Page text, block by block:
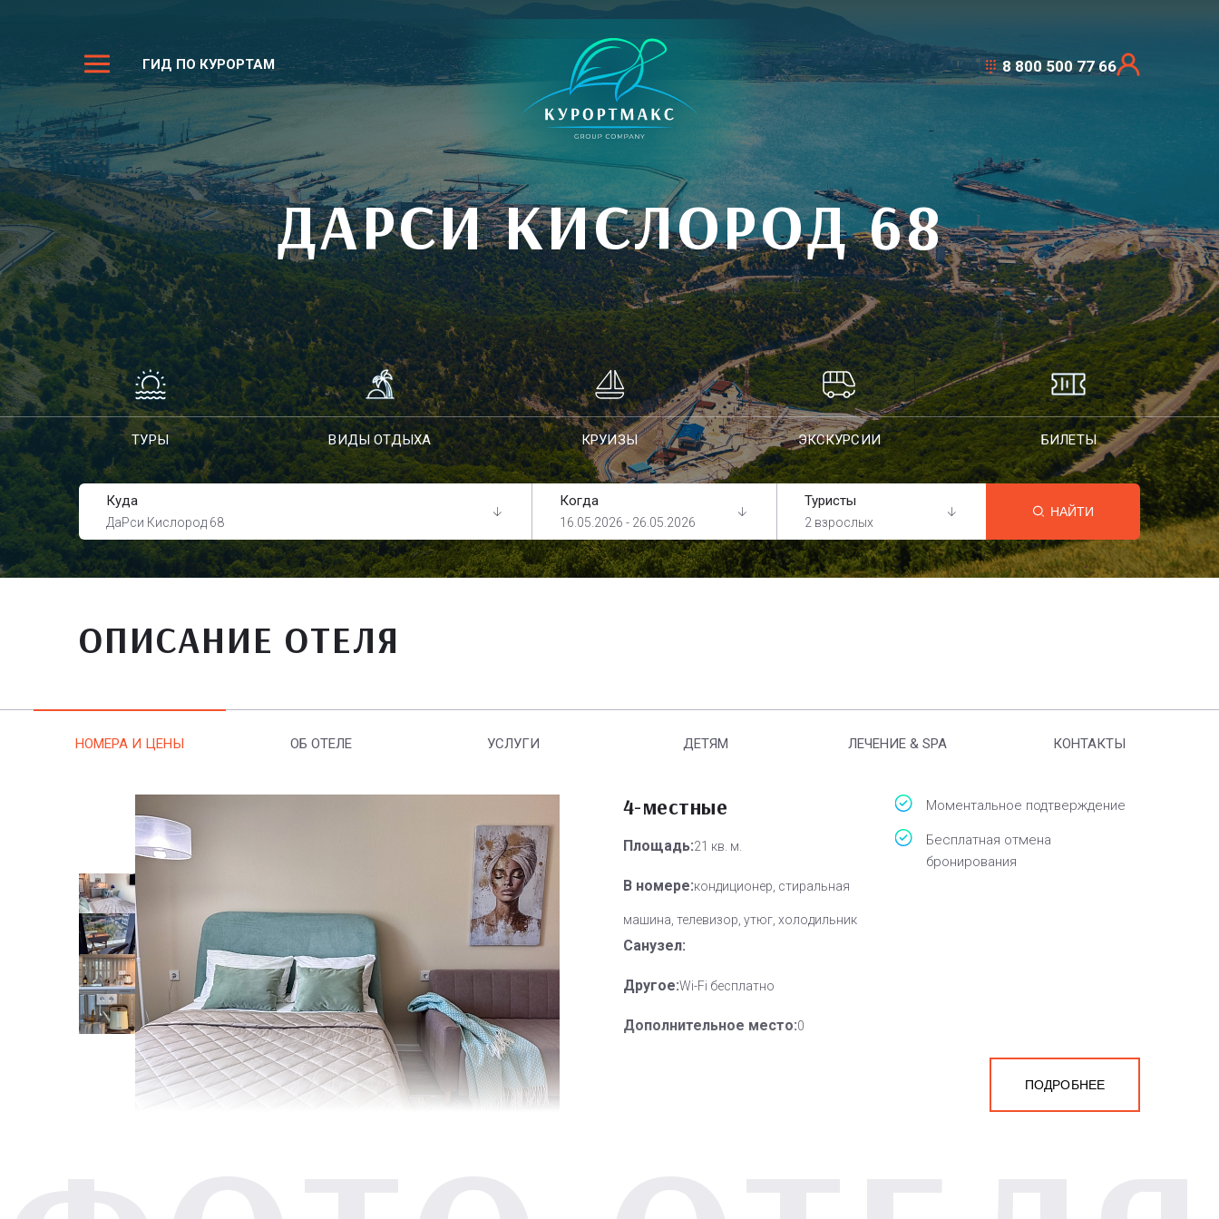
ГИД ПО КУРОРТАМ 8 800 500 77 66
ДАРСИ КИСЛОРОД 68
ТУРЫ ВИДЫ ОТДЫХА КРУИЗЫ ЭКСКУРСИИ БИЛЕТЫ
Куда
ДаРси Кислород 68
Когда
16.05.2026 - 26.05.2026
Туристы
2 взрослых
НАЙТИ
ОПИСАНИЕ ОТЕЛЯ
НОМЕРА И ЦЕНЫ ОБ ОТЕЛЕ УСЛУГИ ДЕТЯМ ЛЕЧЕНИЕ & SPA КОНТАКТЫ
4-местные
Площадь:21 кв. м.
В номере:кондиционер, стиральная
машина, телевизор, утюг, холодильник
Санузел:
Другое:Wi-Fi бесплатно
Дополнительное место:0
Моментальное подтверждение
Бесплатная отмена
бронирования
ПОДРОБНЕЕ